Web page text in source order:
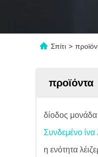
Σπίτι >
προϊόντα
δίοδος μονάδα
Συνδεμένο ίνα
η ενότητα